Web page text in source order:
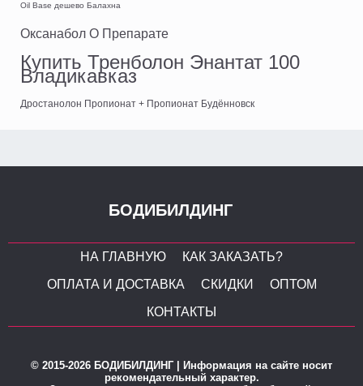
Oil Base дешево Балахна
Оксанабол О Препарате
Купить Тренболон Энантат 100
Владикавказ
Дростанолон Пропионат + Пропионат Будённовск
БОДИБИЛДИНГ
НА ГЛАВНУЮ
КАК ЗАКАЗАТЬ?
ОПЛАТА И ДОСТАВКА
СКИДКИ
ОПТОМ
КОНТАКТЫ
© 2015-2026 БОДИБИЛДИНГ | Информация на сайте носит
рекомендательный характер.